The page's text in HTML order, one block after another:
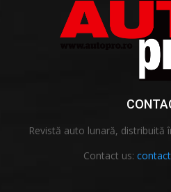
Revistă auto lunară, distribuită
Contact us: